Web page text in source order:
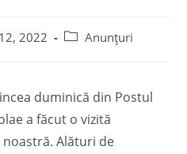
2022 Anunțuri
duminică din Postul
a făcut o vizită
Alături de